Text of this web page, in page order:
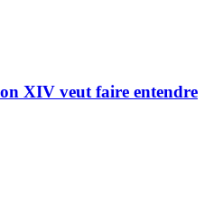
XIV veut faire entendre